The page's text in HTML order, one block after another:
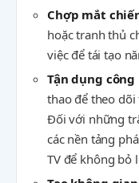
Chợp mắt
hoặc tranh thủ
việc để tái tạo
Tận dụng công
thao để theo
Đối với những
các nền tảng
TV để không bỏ